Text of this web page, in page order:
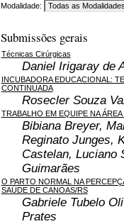
Modalidade:
Submissões gerais
Técnicas Cirúrgicas
Daniel Irigaray de
INCUBADORA EDUCACIONAL:
CONTINUADA
Rosecler Souza
TRABALHO EM EQUIPE NA ÁREA
Bibiana Breyer,
Reginato Junges,
Castelan, Luciano
Guimarães
O PARTO NORMAL NA
SAÚDE DE CANOAS/RS
Gabriele Tubelo
Prates